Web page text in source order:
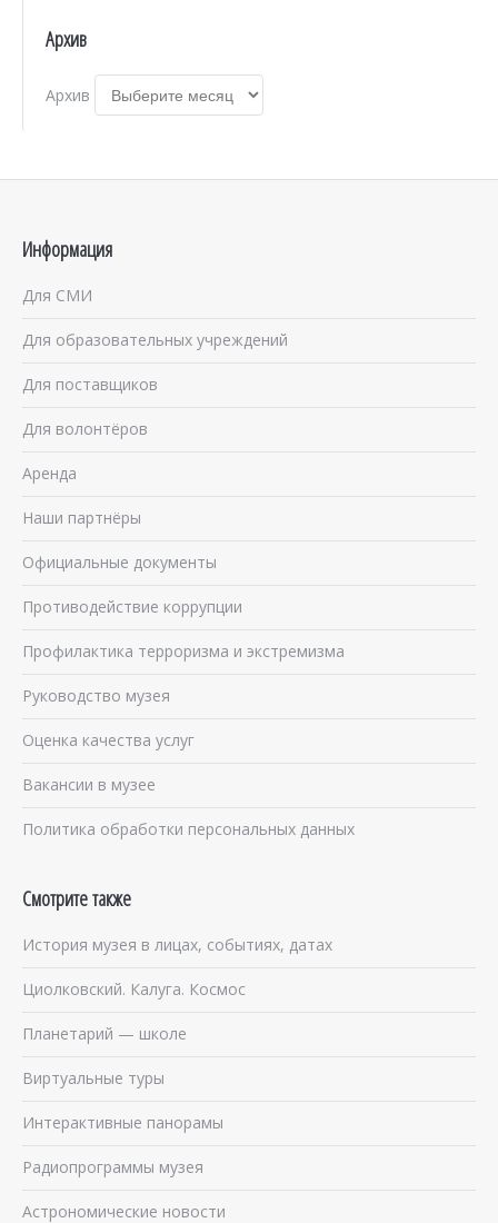
Архив
Архив
Информация
Для СМИ
Для образовательных учреждений
Для поставщиков
Для волонтёров
Аренда
Наши партнёры
Официальные документы
Противодействие коррупции
Профилактика терроризма и экстремизма
Руководство музея
Оценка качества услуг
Вакансии в музее
Политика обработки персональных данных
Смотрите также
История музея в лицах, событиях, датах
Циолковский. Калуга. Космос
Планетарий — школе
Виртуальные туры
Интерактивные панорамы
Радиопрограммы музея
Астрономические новости